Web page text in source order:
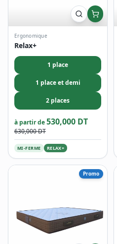
Ergonomique
Relax+
1 place
1 place et demi
2 places
à partir de530,000 DT
630,000 DT
MI-FERME RELAX+
Promo